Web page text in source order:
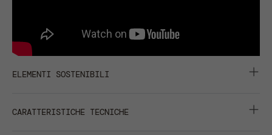
ELEMENTI SOSTENIBILI
CARBON FOOTPRINT : 0,507 KGCO2EQ
CARATTERISTICHE TECNICHE